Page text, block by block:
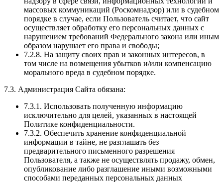
массовых коммуникаций (Роскомнадзор) или в судебном
порядке в случае, если Пользователь считает, что сайт
осуществляет обработку его персональных данных с
нарушением требований Федерального закона или иным
образом нарушает его права и свободы;
7.2.8. На защиту своих прав и законных интересов, в
том числе на возмещения убытков и/или компенсацию
морального вреда в судебном порядке.
7.3. Администрация Сайта обязана:
7.3.1. Использовать полученную информацию
исключительно для целей, указанных в настоящей
Политике конфиденциальности.
7.3.2. Обеспечить хранение конфиденциальной
информации в тайне, не разглашать без
предварительного письменного разрешения
Пользователя, а также не осуществлять продажу, обмен,
опубликование либо разглашение иными возможными
способами переданных персональных данных